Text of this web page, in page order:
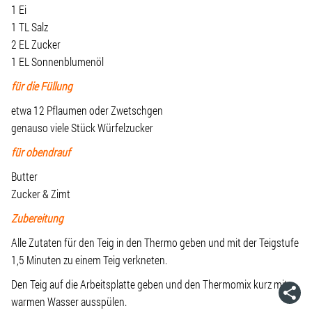
1 Ei
1 TL Salz
2 EL Zucker
1 EL Sonnenblumenöl
für die Füllung
etwa 12 Pflaumen oder Zwetschgen
genauso viele Stück Würfelzucker
für obendrauf
Butter
Zucker & Zimt
Zubereitung
Alle Zutaten für den Teig in den Thermo geben und mit der Teigstufe
1,5 Minuten zu einem Teig verkneten.
Den Teig auf die Arbeitsplatte geben und den Thermomix kurz mit
warmen Wasser ausspülen.